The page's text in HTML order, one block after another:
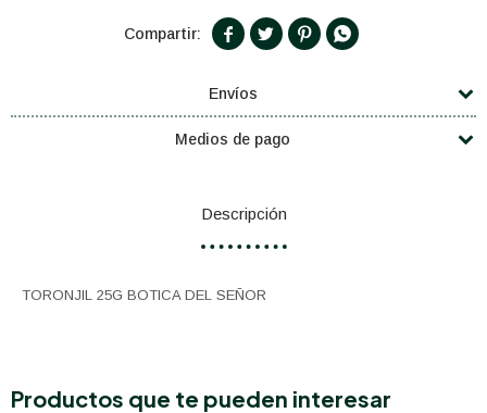
   
Envíos
Medios de pago
Descripción
TORONJIL 25G BOTICA DEL SEÑOR
Productos que te pueden interesar